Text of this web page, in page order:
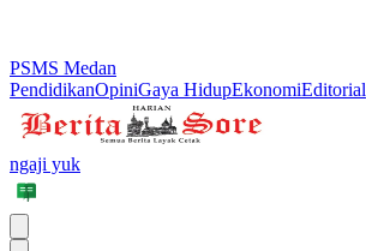
PSMS Medan
PendidikanOpiniGaya HidupEkonomiEditorial
ngaji yuk